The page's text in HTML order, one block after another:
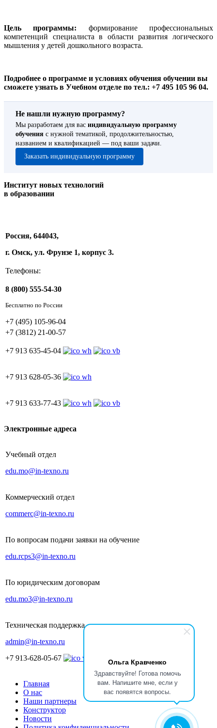
Ольга Кравченко
Здравствуйте! Готова помочь
вам. Напишите мне, если у
вас появятся вопросы.
Цель программы: формирование профессиональных
компетенций специалиста в области развития логического
мышления у детей дошкольного возраста.
Подробнее о программе и условиях обучения обучении вы
сможете узнать в Учебном отделе по тел.: +7 495 105 96 04.
Не нашли нужную программу?
Мы разработаем для вас индивидуальную программу
обучения с нужной тематикой, продолжительностью,
названием и квалификацией — под ваши задачи.
Заказать индивидуальную программу
Институт новых технологий
в образовании
Россия, 644043,
г. Омск, ул. Фрунзе 1, корпус 3.
Телефоны:
8 (800) 555-54-30
Бесплатно по России
+7 (495) 105-96-04
+7 (3812) 21-00-57
+7 913 635-45-04
+7 913 628-05-36
+7 913 633-77-43
Электронные адреса
Учебный отдел
edu.mo@in-texno.ru
Коммерческий отдел
commerc@in-texno.ru
По вопросам подачи заявки на обучение
edu.rcps3@in-texno.ru
По юридическим договорам
edu.mo3@in-texno.ru
Техническая поддержка
admin@in-texno.ru
+7 913-628-05-67
Главная
О нас
Наши партнеры
Конструктор
Новости